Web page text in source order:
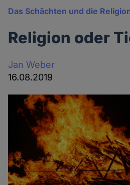
Das Schächten und die
Religion oder
Jan Weber
16.08.2019